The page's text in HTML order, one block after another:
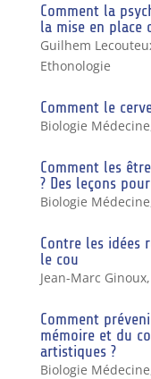
Comment la
la mise en place
Guilhem
Ethonologie
Comment le
Biologie Médecine
Comment les
? Des leçons
Biologie Médecine
Contre les idées
le cou
Jean-Marc Ginoux,
Comment
mémoire et du
artistiques ?
Biologie Médecine